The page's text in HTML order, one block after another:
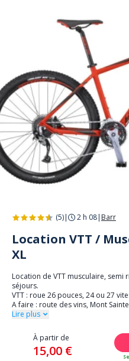
(5)| 2 h 08| Barr
Location VTT /
XL
Location de VTT musculaire,
séjours.
VTT : roue 26 pouces, 24 ou 27
A faire : route des vins, Mont
Lire plus
À partir de
15,00 €